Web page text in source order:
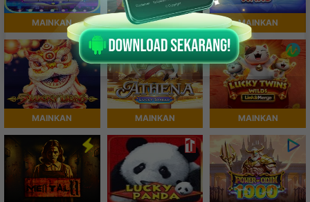
MAINKAN MAINKAN MAINKAN
MAINKAN MAINKAN MAINKAN